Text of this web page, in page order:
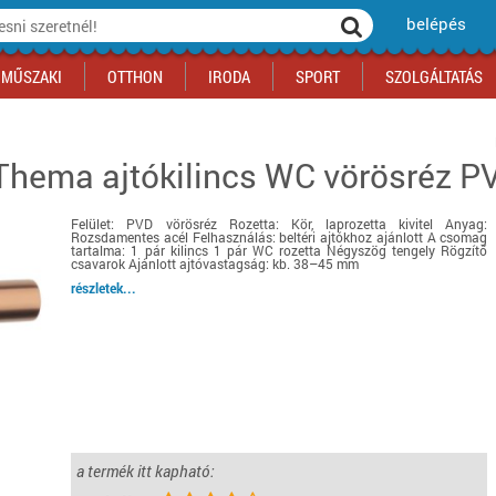
belépés
Sport akciók
MŰSZAKI OTTHON
Építkezés
Iskolakezdés, papír, írószer
Háziállatok
Biztonságtechnika
Fűtés
Autó
IRODA SPORT
Fitneszközpont
Motor
SZOLGÁLTATÁS
parkolás
ajtókilincs WC vörösréz
Felület: PVD vörösréz Rozetta: Kör, laprozetta kivitel Anyag:
Rozsdamentes acél Felhasználás: beltéri ajtókhoz ajánlott A csomag
tartalma: 1 pár kilincs 1 pár WC rozetta Négyszög tengely Rögzítő
csavarok Ajánlott ajtóvastagság: kb. 38–45 mm
részletek...
a termék itt kapható: